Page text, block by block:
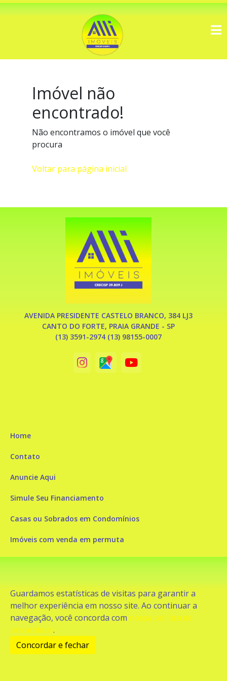
Imóvel não
encontrado!
Não encontramos o imóvel que você
procura
Voltar para página inicial
Guardamos estatísticas de visitas para garantir a
melhor experiência em nosso site. Ao continuar a
navegação, você concorda com nossa política de
privacidade.
Concordar e fechar
AVENIDA PRESIDENTE CASTELO BRANCO, 384 LJ3
CANTO DO FORTE, PRAIA GRANDE - SP
(13) 3591-2974 (13) 98155-0007
Home
Contato
Anuncie Aqui
Simule Seu Financiamento
Casas ou Sobrados em Condomínios
Imóveis com venda em permuta
Imóveis com Vista para o Mar
Casa com piscina
Apartamento com piscina
Condomínio fechado